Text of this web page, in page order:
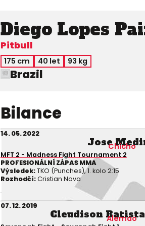
Diego Lopes
Pitbull
175 cm 40 let 93 kg
Brazil
Bilance
14. 05. 2022
JoseChicho
MFT 2 - Madness Fight Tournament 2
PROFESIONÁLNÍ ZÁPAS MMA
Výsledek:TKO (Punches), 1. kolo 2:15
Rozhodčí:Cristian Nova
07. 12. 2019
Cleudison Alemao